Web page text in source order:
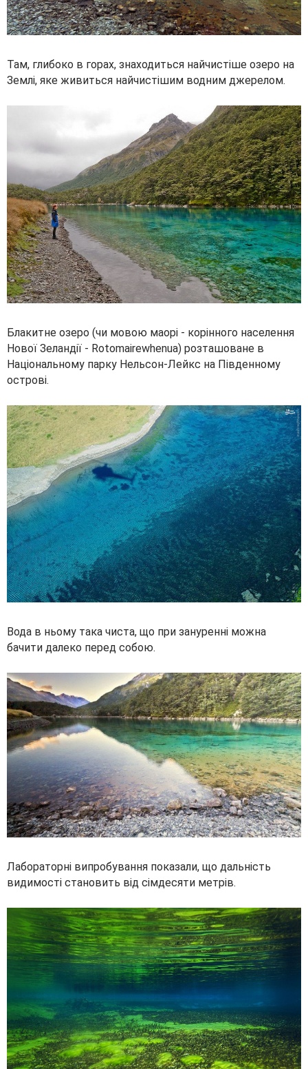
Там, глибоко в горах, знаходиться найчистіше озеро на
Землі, яке живиться найчистішим водним джерелом.
Блакитне озеро (чи мовою маорі - корінного населення
Нової Зеландії - Rotomairewhenua) розташоване в
Національному парку Нельсон-Лейкс на Південному
острові.
Вода в ньому така чиста, що при зануренні можна
бачити далеко перед собою.
Лабораторні випробування показали, що дальність
видимості становить від сімдесяти метрів.